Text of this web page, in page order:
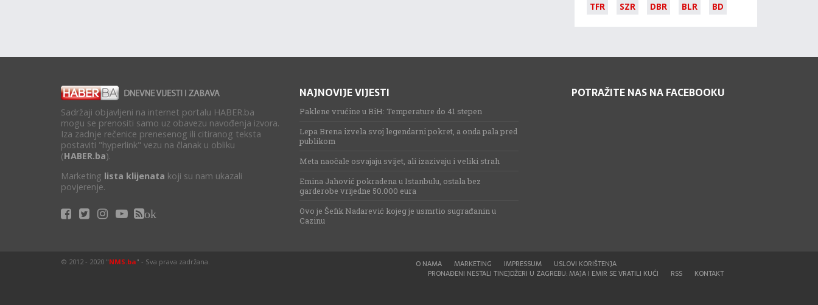
TFR
SZR DBR BLR BD
Sadržaji objavljeni na internet portalu HABER.ba
mogu se prenositi samo uz obavezu navođenja izvora.
Iza zadnje rečenice prenesenog ili citiranog teksta
postaviti "hyperlink" vezu na članak u obliku
(HABER.ba).
Marketing lista klijenata koji su nam ukazali
povjerenje.
ok
NAJNOVIJE VIJESTI
Paklene vrućine u BiH: Temperature do 41 stepen
Lepa Brena izvela svoj legendarni pokret, a onda pala pred
publikom
Meta naočale osvajaju svijet, ali izazivaju i veliki strah
Emina Jahović pokradena u Istanbulu, ostala bez
garderobe vrijedne 50.000 eura
Ovo je Šefik Nadarević kojeg je usmrtio sugrađanin u
Cazinu
POTRAŽITE NAS NA FACEBOOKU
O NAMA MARKETING IMPRESSUM
USLOVI KORIŠTENJA
PRONAĐENI NESTALI TINEJDŽERI U ZAGREBU: MAJA I EMIR SE VRATILI KUĆI
RSS KONTAKT
© 2012 - 2020 "NMS.ba" - Sva prava zadržana.